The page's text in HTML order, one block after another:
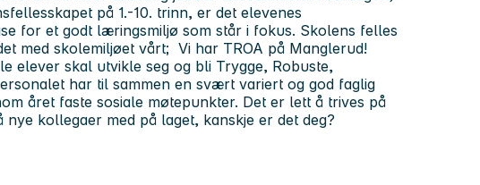
på 1.-10. trinn, er det elevenes
for et godt læringsmiljø som står i fokus. Skolens felles
med skolemiljøet vårt; Vi har TROA på Manglerud!
elever skal utvikle seg og bli Trygge, Robuste,
har til sammen en svært variert og god faglig
året faste sosiale møtepunkter. Det er lett å trives på
kollegaer med på laget, kanskje er det deg?